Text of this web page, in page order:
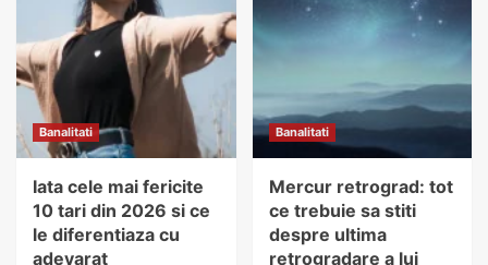
Banalitati
Iata cele mai fericite
10 tari din 2026 si ce
le diferentiaza cu
adevarat
Banalitati
Mercur retrograd: tot
ce trebuie sa stiti
despre ultima
retrogradare a lui